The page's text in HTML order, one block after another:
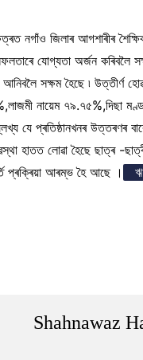
নগাঁও জিলাৰ আগশাৰীৰ
যোগ্যতা অৰ্জন কৰিবলৈ
আনিবলৈ সক্ষম হৈছে ৷
নায়েম ৭৯.৭৫%,দিছা
যে প্ৰতিষ্ঠানখনৰ উত্তৰণৰ
হাতত লোৱা হৈছে ছাত্ৰ -
প্ৰক্ৰিয়া আৰম্ভ হৈ আছে ।
Shahnawaz